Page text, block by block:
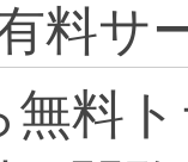
料サ
無料